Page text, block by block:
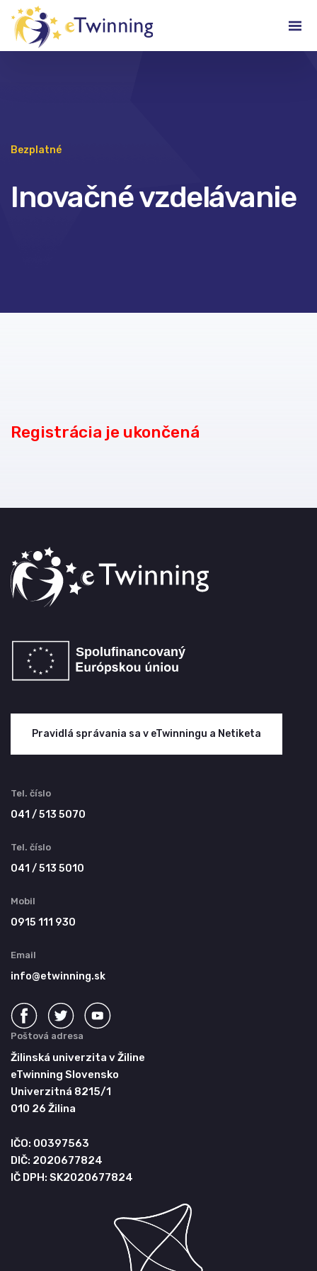
Bezplatné
Inovačné vzdelávanie
Registrácia je ukončená
Pravidlá správania sa v eTwinningu a Netiketa
Tel. číslo
041 / 513 5070
Tel. číslo
041 / 513 5010
Mobil
0915 111 930
Email
info@etwinning.sk
Poštová adresa
Žilinská univerzita v Žiline
eTwinning Slovensko
Univerzitná 8215/1
010 26 Žilina
IČO: 00397563
DIČ: 2020677824
IČ DPH: SK2020677824